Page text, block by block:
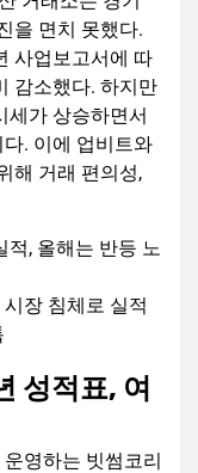
을 면치 못했다.
사업보고서에 따
감소했다. 하지만
세가 상승하면서
. 이에 업비트와
해 거래 편의성,
장 침체로 실적
성적표, 여
영하는 빗썸코리